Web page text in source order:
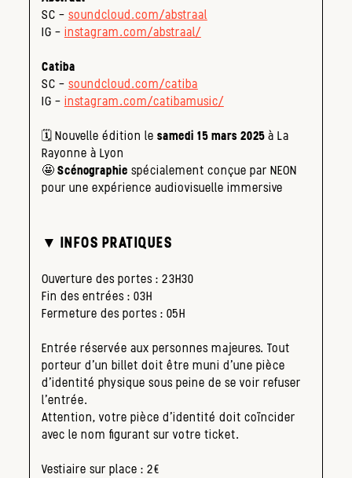
SC – soundcloud.com/abstraal
IG – instagram.com/abstraal/
Catiba
SC – soundcloud.com/catiba
IG – instagram.com/catibamusic/
🗓️ Nouvelle édition le samedi 15 mars 2025à La
Rayonne à Lyon
🤩 Scénographie spécialement conçue par NEON
pour une expérience audiovisuelle immersive
▼ INFOS PRATIQUES
Ouverture des portes : 23H30
Fin des entrées : 03H
Fermeture des portes : 05H
Entrée réservée aux personnes majeures. Tout
porteur d’un billet doit être muni d’une pièce
d’identité physique sous peine de se voir refuser
l’entrée.
Attention, votre pièce d’identité doit coïncider
avec le nom figurant sur votre ticket.
Vestiaire sur place : 2€